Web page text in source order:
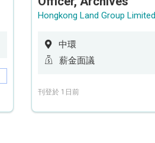
Hongkong Land Group Limited
中環
薪金面議
刊登於 1日前